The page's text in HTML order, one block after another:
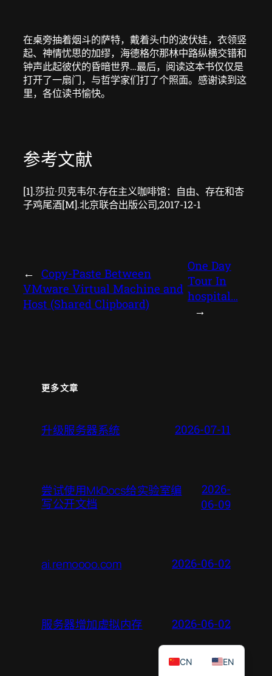
在桌旁抽着烟斗的萨特，戴着头巾的波伏娃，衣领竖
起、神情忧思的加缪，海德格尔那林中路纵横交错和
钟声此起彼伏的昏暗世界…最后，阅读这本书仅仅是
打开了一扇门，与哲学家们打了个照面。感谢读到这
里，各位读书愉快。
参考文献
[1].莎拉·贝克韦尔.存在主义咖啡馆：自由、存在和杏
子鸡尾酒[M].北京联合出版公司,2017-12-1
← Copy-Paste Between
VMware Virtual Machine and
Host (Shared Clipboard)
One Day
Tour In
hospital…
→
更多文章
升级服务器系统 2026-07-11
尝试使用MkDocs给实验室编
写公开文档
2026-
06-09
ai.remoooo.com 2026-06-02
服务器增加虚拟内存 2026-06-02
CN EN